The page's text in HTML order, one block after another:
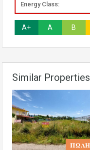
Energy Class:
A+ A B
Similar Properties